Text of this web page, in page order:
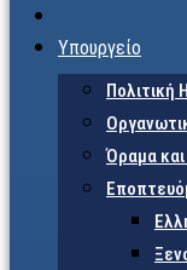
Υπουργείο
Πολιτική
Όραμα